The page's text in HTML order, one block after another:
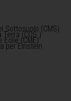
Sottosuolo (CMS)
(COS )
(CME)
per Einstein